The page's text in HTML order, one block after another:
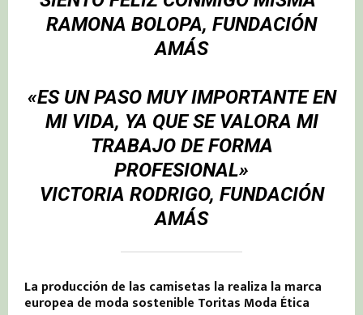
RAMONA BOLOPA, FUNDACIÓN
AMÁS
«ES UN PASO MUY IMPORTANTE EN
MI VIDA, YA QUE SE VALORA MI
TRABAJO DE FORMA
PROFESIONAL»
VICTORIA RODRIGO, FUNDACIÓN
AMÁS
La producción de las camisetas la realiza la marca
europea de moda sostenible Toritas Moda Ética